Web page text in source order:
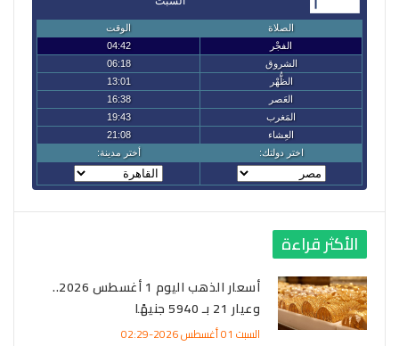
الأكثر قراءة
أسعار الذهب اليوم 1 أغسطس 2026..
وعيار 21 بـ 5940 جنيهًا
السبت 01 أغسطس 2026-02:29